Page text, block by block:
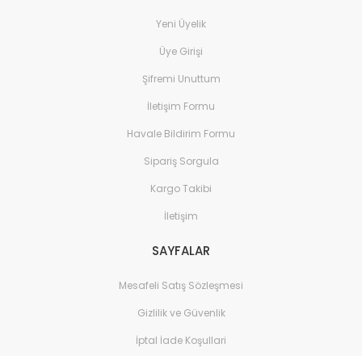
Yeni Üyelik
Üye Girişi
Şifremi Unuttum
İletişim Formu
Havale Bildirim Formu
Sipariş Sorgula
Kargo Takibi
İletişim
SAYFALAR
Mesafeli Satış Sözleşmesi
Gizlilik ve Güvenlik
İptal İade Koşullari